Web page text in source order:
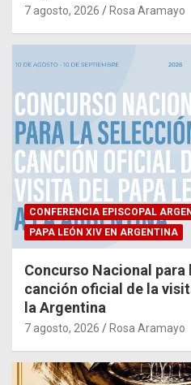
7 agosto, 2026 Rosa Aramayo
CONFERENCIA EPISCOPAL
PAPA LEÓN XIV EN ARGENTINA
Concurso Nacional para
canción oficial de la
la Argentina
7 agosto, 2026 Rosa Aramayo